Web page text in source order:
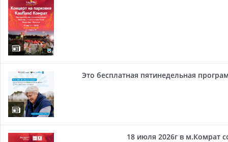
Это бесплатная пятинедельная
18 июля 2026г в м.Комрат